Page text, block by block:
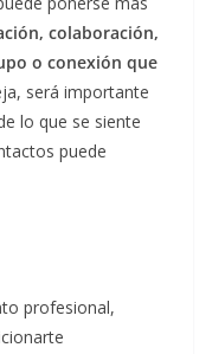
colaboración,
o conexión que
será importante
lo que se siente
puede
profesional,